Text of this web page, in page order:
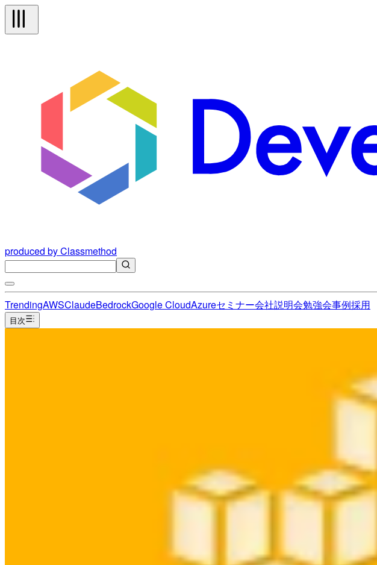
produced by Classmethod
TrendingAWSClaudeBedrockGoogle CloudAzureセミナー会社説明会勉強会事例採用
目次